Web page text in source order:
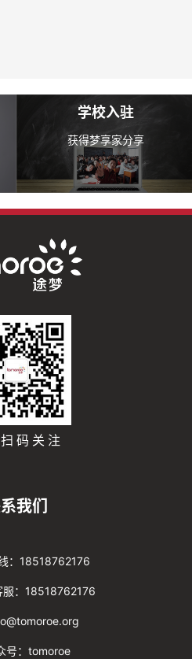
学校入驻
获得梦享家分享
码关注
我们
：18518762176
服：18518762176
号：tomoroe